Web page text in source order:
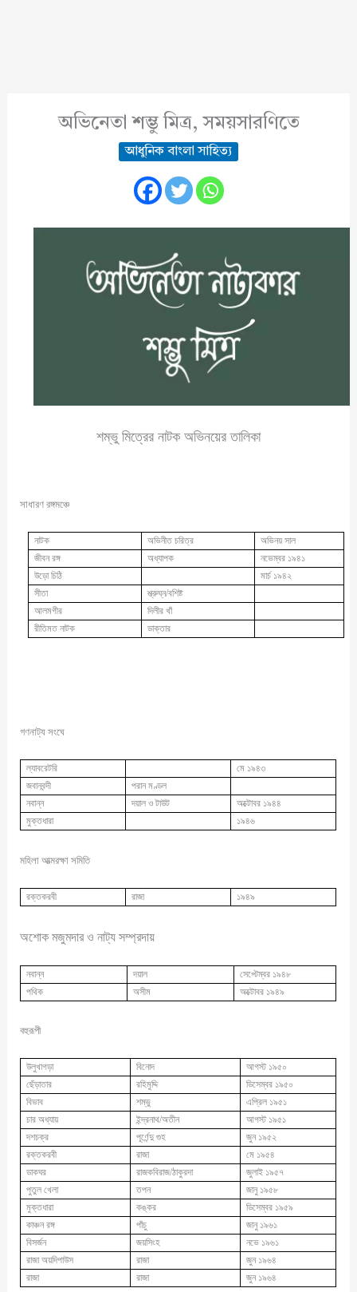
অভিনেতা শম্ভু মিত্র, সময়সারণিতে
আধুনিক বাংলা সাহিত্য
শম্ভু মিত্রের নাটক অভিনয়ের তালিকা
সাধারণ রঙ্গমঞ্চে
নাটক অভিনীত চরিত্র
অভিনয় সাল
জীবন রঙ্গ
অধ্যাপক
নভেম্বর ১৯৪১
উড়ো চিঠি
মার্চ ১৯৪২
সীতা
শ্ত্রুঘ্ন/বশিষ্ট
আলমগীর
দিলীর খাঁ
রীতিমত নাটক
ডাক্তার
গণনাট্য সংঘে
ল্যাবরেটরি
মে ১৯৪৩
জবানবন্দী
পরান মণ্ডল
নবান্ন
দয়াল ও টাউট
অক্টোবর ১৯৪৪
মুক্তধারা
১৯৪৬
মহিলা আত্মরক্ষা সমিতি
রক্তকরবী রাজা ১৯৪৯
অশোকমজুমদার ও নাট্য সম্প্রদায়
নবান্ন দয়াল
সেপ্টেম্বর ১৯৪৮
পথিক
অসীম অক্টোবর ১৯৪৯
বহুরূপী
উলুখাগড়া বিনোদ
আগস্ট ১৯৫০
ছেঁড়াতার
রহিমুদ্দি
ডিসেম্বর ১৯৫০
বিভাব
শম্ভু
এপ্রিল ১৯৫১
চার অধ্যায়
ইন্দ্রনাথ/অতীন
আগস্ট ১৯৫১
দশচক্র
পূর্ণেন্দু গুহ
জুন ১৯৫২
রক্তকরবী
রাজা
মে ১৯৫৪
ডাকঘর
রাজকবিরাজ/ঠাকুরদা
জুলাই ১৯৫৭
পুতুল খেলা
তপন
জানু ১৯৫৮
মুক্তধারা
কঙ্কর
ডিসেম্বর ১৯৫৯
কাঞ্চন রঙ্গ
পাঁচু
জানু ১৯৬১
বিসর্জন
জয়সিংহ
নভে ১৯৬১
রাজা অয়দিপাউস
রাজা
জুন ১৯৬৪
রাজা
রাজা জুন ১৯৬৪